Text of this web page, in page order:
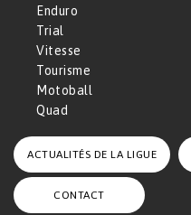
Enduro
Trial
Vitesse
Tourisme
Motoball
Quad
ACTUALITÉS DE LA LIGUE
CONTACT